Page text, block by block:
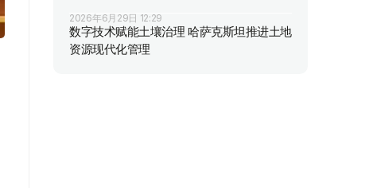
2026年6月29日 12:29
数字技术赋能土壤治理 哈萨克斯坦推进土地
资源现代化管理